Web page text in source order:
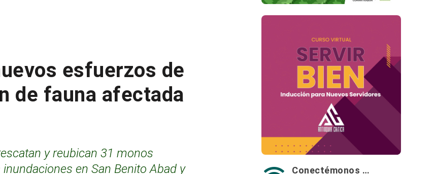
esfuerzos de
de fauna afectada
y reubican 31 monos
en San Benito Abad y
Conectémonos …